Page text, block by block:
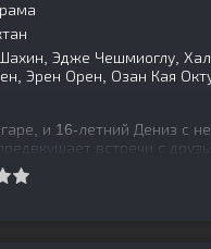
Эдже Чешмиоглу,
Эрен Орен, Озан Кая
и 16-летний Дениз с
встречи с
В Ортакёе живет Аслы, к